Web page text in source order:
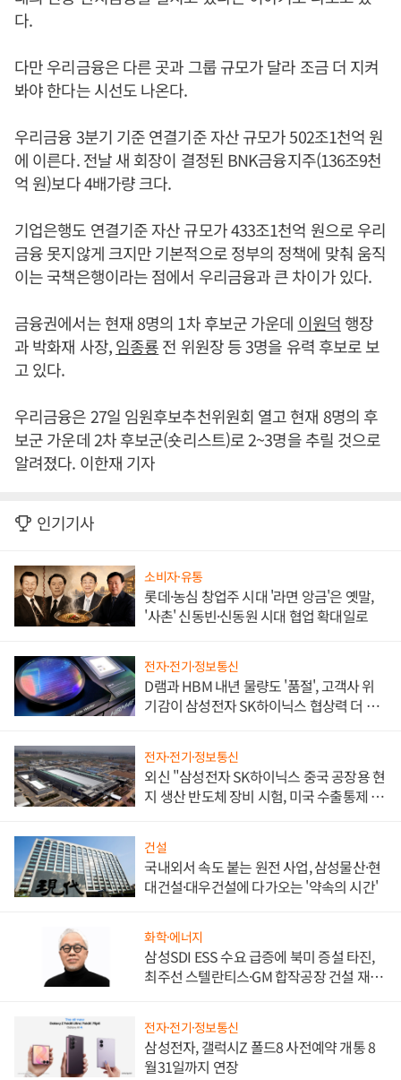
다.
다만 우리금융은 다른 곳과 그룹 규모가 달라 조금 더 지켜
봐야 한다는 시선도 나온다.
우리금융 3분기 기준 연결기준 자산 규모가 502조1천억 원
에 이른다. 전날 새 회장이 결정된 BNK금융지주(136조9천
억 원)보다 4배가량 크다.
기업은행도 연결기준 자산 규모가 433조1천억 원으로 우리
금융 못지않게 크지만 기본적으로 정부의 정책에 맞춰 움직
이는 국책은행이라는 점에서 우리금융과 큰 차이가 있다.
금융권에서는 현재 8명의 1차 후보군 가운데 이원덕행장
과 박화재 사장,임종룡전 위원장 등 3명을 유력 후보로 보
고 있다.
우리금융은 27일 임원후보추천위원회 열고 현재 8명의 후
보군 가운데 2차 후보군(숏리스트)로 2~3명을 추릴 것으로
알려졌다. 이한재 기자
인기기사
소비자·유통
롯데·농심 창업주 시대 '라면 앙금'은 옛말,
'사촌' 신동빈·신동원 시대 협업 확대일로
전자·전기·정보통신
D램과 HBM 내년 물량도 '품절', 고객사 위
기감이 삼성전자 SK하이닉스 협상력 더 키
전자·전기·정보통신
외신 "삼성전자 SK하이닉스 중국 공장용 현
지 생산 반도체 장비 시험, 미국 수출통제 대
건설
국내외서 속도 붙는 원전 사업, 삼성물산·현
대건설·대우건설에 다가오는 '약속의 시간'
화학·에너지
삼성SDI ESS 수요 급증에 북미 증설 타진,
최주선 스텔란티스·GM 합작공장 건설 재추
전자·전기·정보통신
삼성전자, 갤럭시Z 폴드8 사전예약 개통 8
월31일까지 연장